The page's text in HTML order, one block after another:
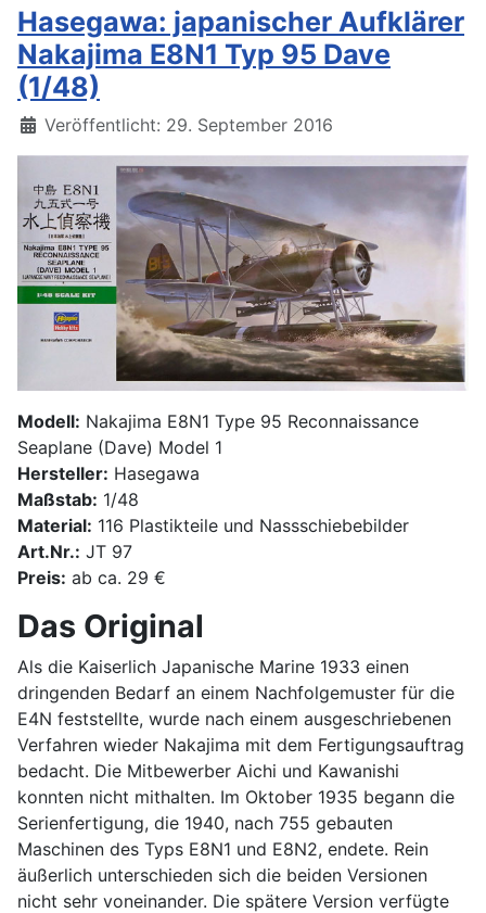
Hasegawa: japanischer Aufklärer
Nakajima E8N1 Typ 95 Dave
(1/48)
Details
Veröffentlicht: 29. September 2016
Modell: Nakajima E8N1 Type 95 Reconnaissance
Seaplane (Dave) Model 1
Hersteller: Hasegawa
Maßstab: 1/48
Material: 116 Plastikteile und Nassschiebebilder
Art.Nr.: JT 97
Preis: ab ca. 29 €
Das Original
Als die Kaiserlich Japanische Marine 1933 einen
dringenden Bedarf an einem Nachfolgemuster für die
E4N feststellte, wurde nach einem ausgeschriebenen
Verfahren wieder Nakajima mit dem Fertigungsauftrag
bedacht. Die Mitbewerber Aichi und Kawanishi
konnten nicht mithalten. Im Oktober 1935 begann die
Serienfertigung, die 1940, nach 755 gebauten
Maschinen des Typs E8N1 und E8N2, endete. Rein
äußerlich unterschieden sich die beiden Versionen
nicht sehr voneinander. Die spätere Version verfügte